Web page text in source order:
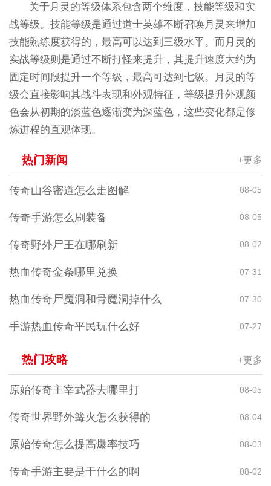
关于月灵的等级体系包含两个维度，技能等级和实
战等级。技能等级是通过道士英雄不断召唤月灵来增加
技能熟练度获得的，最高可以达到三级水平。而月灵的
实战等级则是通过不断打怪来提升，其提升速度大约为
固定时间段提升一个等级，最高可达到七级。月灵的等
级会直接影响其战斗表现和外观特征，等级提升外观颜
色会从初期的淡蓝色逐渐变为深蓝色，这些变化都是修
炼进程的直观体现。
热门新闻 +更多
传奇山谷密道怎么走图解 08-05
传奇手游怎么刷装备 08-05
传奇野外尸王在哪刷新 08-02
热血传奇金条哪里兑换 07-31
热血传奇尸魔洞和骨魔洞掉什么 07-30
手游热血传奇平民玩什么好 07-27
热门攻略 +更多
原始传奇主宰武器去哪里打 08-05
传奇世界野外篝火怎么获得的 08-04
原始传奇怎么提高爆率技巧 08-03
传奇手游主要是干什么的啊 08-02